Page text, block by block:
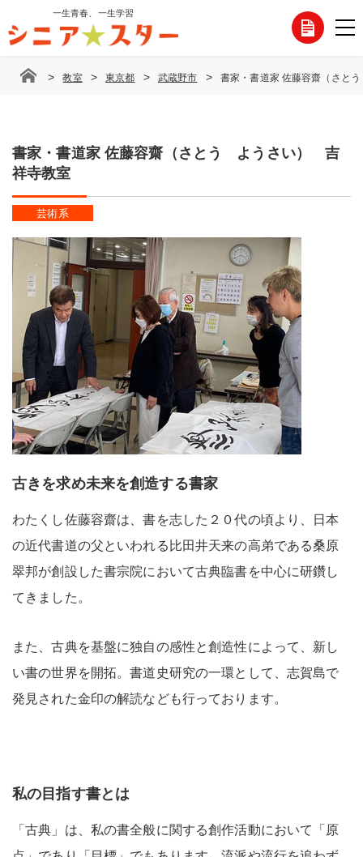
テ
一生青春、一生学習
各
い
> 教室 > 東京都 > 武蔵野市 > 書家・書道家 佐藤容齋（さと
書家・書道家 佐藤容齋（さとう ようさい） 吉
祥寺教室
芸術系
古きを求め未来を創造する書家
わたくし佐藤容齋は、書を志した２０代の頃より、日本
の近代書道の父といわれる比田井天来の高弟である桑原
翠邦が創設した書宗院において古典臨書を中心に研鑽し
てきました。
また、古典を基盤に独自の感性と創造性によって、新し
い書の世界を開拓。書道史研究の一環として、志賀島で
発見された金印の解読なども行っております。
私の目指す書とは
「古典」は、私の書全般に関する創作活動において「原